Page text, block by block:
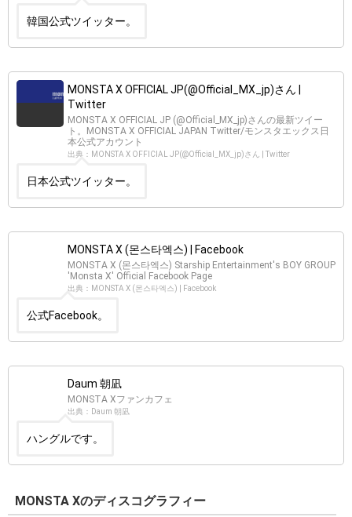
韓国公式ツイッター。
MONSTA X OFFICIAL JP(@Official_MX_jp)さん |
Twitter
MONSTA X OFFICIAL JP (@Official_MX_jp)さんの最新ツイー
ト。MONSTA X OFFICIAL JAPAN Twitter/モンスタエックス日
本公式アカウント
出典：MONSTA X OFFICIAL JP(@Official_MX_jp)さん | Twitter
日本公式ツイッター。
MONSTA X (몬스타엑스) | Facebook
MONSTA X (몬스타엑스) Starship Entertainment's BOY GROUP
'Monsta X' Official Facebook Page
出典：MONSTA X (몬스타엑스) | Facebook
公式Facebook。
Daum 朝凪
MONSTA Xファンカフェ
出典：Daum 朝凪
ハングルです。
MONSTA Xのディスコグラフィー